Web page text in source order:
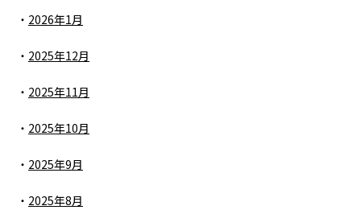
2026年1月
2025年12月
2025年11月
2025年10月
2025年9月
2025年8月